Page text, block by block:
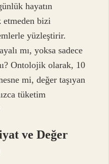
hayatın
etmeden bizi
yüzleştirir.
mı, yoksa sadece
Ontolojik olarak, 10
mi, değer taşıyan
tüketim
ve Değer